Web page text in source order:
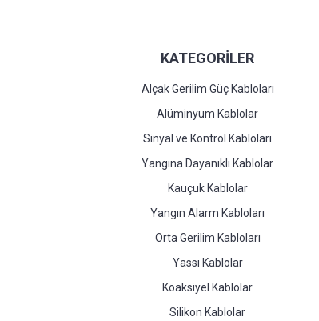
KATEGORİLER
Alçak Gerilim Güç Kabloları
Alüminyum Kablolar
Sinyal ve Kontrol Kabloları
Yangına Dayanıklı Kablolar
Kauçuk Kablolar
Yangın Alarm Kabloları
Orta Gerilim Kabloları
Yassı Kablolar
Koaksiyel Kablolar
Silikon Kablolar